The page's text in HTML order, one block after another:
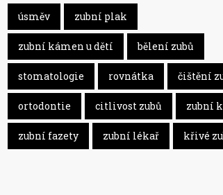
úsměv zubní plak
zubní kámen u dětí bělení zubů
stomatologie rovnátka čištění
ortodontie citlivost zubů zubní
zubní fazety zubní lékař křivé